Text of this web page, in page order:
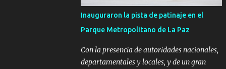
Inauguraron la pista de patinaje en el
Parque Metropolitano de La Paz
Con la presencia de autoridades nacionales,
departamentales y locales, y de un gran